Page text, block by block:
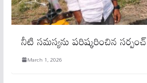
నీటి సమస్యను పరిష్కరించిన సర్పంచ్
March 1, 2026